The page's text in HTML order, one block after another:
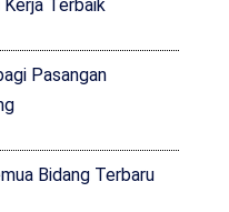
Terbaik
Pasangan
Bidang Terbaru